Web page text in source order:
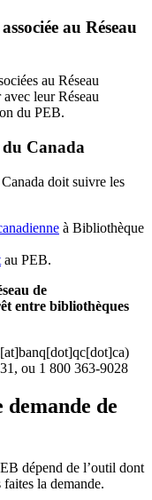
au Réseau
au Réseau
leur Réseau
du PEB.
Canada
doit suivre les
à Bibliothèque
au PEB.
de
entre bibliothèques
)
ou 1 800 363-9028
de
dépend de l’outil dont
la demande.